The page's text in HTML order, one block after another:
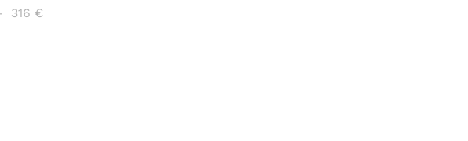
316 €Plage